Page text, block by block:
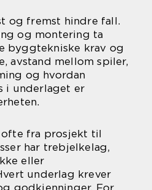
og fremst hindre fall.
og montering ta
byggtekniske krav og
avstand mellom spiler,
og hvordan
i underlaget er
fra prosjekt til
har trebjelkelag,
eller
underlag krever